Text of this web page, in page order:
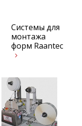
Системы для
монтажа
форм Raantec